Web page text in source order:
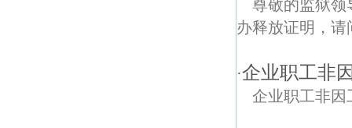
尊敬的监狱领
办释放证明，
·企业职工非
企业职工非因